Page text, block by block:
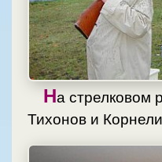
На стрелковом рубеже — Евгений
Тихонов и